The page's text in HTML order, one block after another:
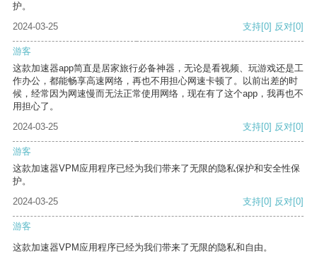
护。
2024-03-25
支持[0] 反对[0]
游客
这款加速器app简直是居家旅行必备神器，无论是看视频、玩游戏还是工
作办公，都能畅享高速网络，再也不用担心网速卡顿了。以前出差的时
候，经常因为网速慢而无法正常使用网络，现在有了这个app，我再也不
用担心了。
2024-03-25
支持[0] 反对[0]
游客
这款加速器VPM应用程序已经为我们带来了无限的隐私保护和安全性保
护。
2024-03-25
支持[0] 反对[0]
游客
这款加速器VPM应用程序已经为我们带来了无限的隐私和自由。